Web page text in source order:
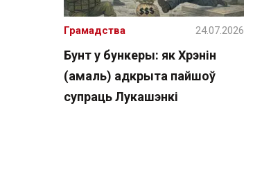
Бунт у бункеры: як Хрэнін
(амаль) адкрыта пайшоў
супраць Лукашэнкі
Грамадства 24.07.2026